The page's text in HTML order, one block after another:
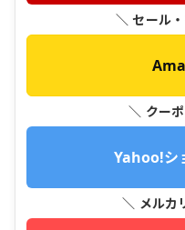
＼ セール
＼ クー
Yahoo!シ
＼ メルカ